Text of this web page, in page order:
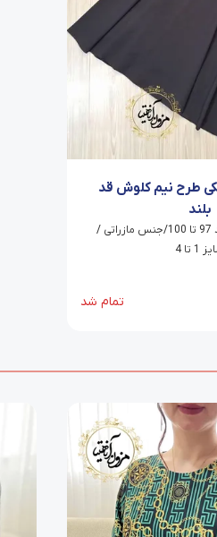
طرح نیم کلوش قد
بلند
دامن نیم کلوش قد 97 تا 100/جنس مازراتی /
1 تا 4
تمام شد